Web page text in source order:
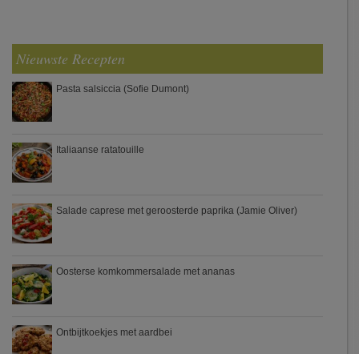
Nieuwste Recepten
Pasta salsiccia (Sofie Dumont)
Italiaanse ratatouille
Salade caprese met geroosterde paprika (Jamie Oliver)
Oosterse komkommersalade met ananas
Ontbijtkoekjes met aardbei